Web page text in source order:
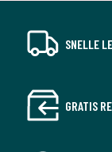
SNELLE
GRATIS